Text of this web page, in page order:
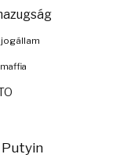
jogállam
maffia
Putyin